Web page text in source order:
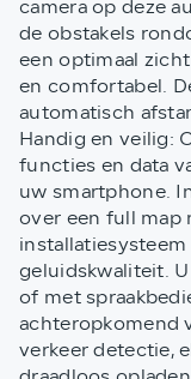
camera op deze
de obstakels
een optimaal
en comfortabel.
automatisch
Handig en veilig:
functies en data
uw smartphone.
over een full map
geluidskwaliteit.
of met
achteropkomend
verkeer detectie,